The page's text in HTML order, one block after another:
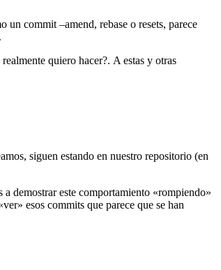
commit –amend, rebase o resets, parece
quiero hacer?. A estas y otras
siguen estando en nuestro repositorio (en
demostrar este comportamiento «rompiendo»
esos commits que parece que se han